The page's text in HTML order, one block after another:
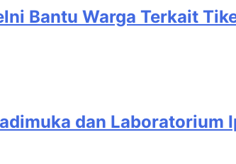
Bantu Warga Terkait
dan Laboratorium